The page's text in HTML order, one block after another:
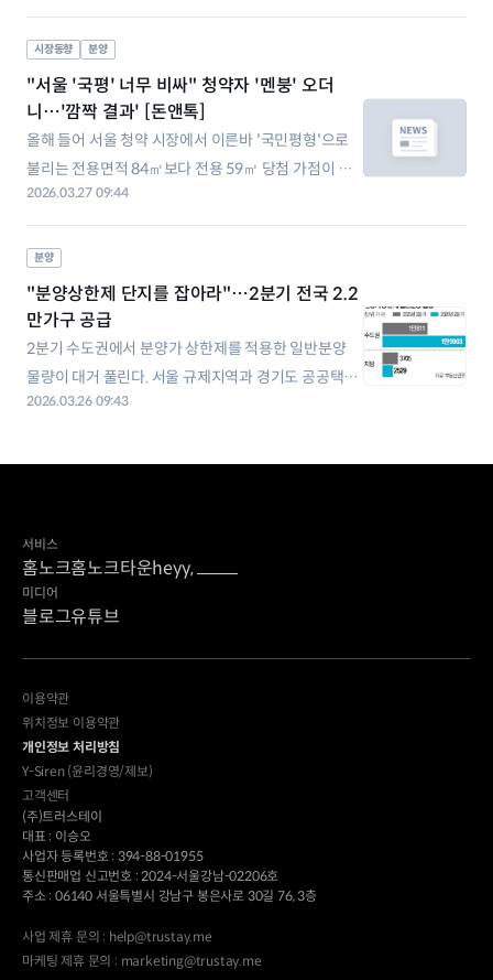
지 아파트인 만큼 청약 경쟁이 치열할 전망이다. 29일
부동산R114에 따르면 4월 첫째 주에는 전국 7개 단지
에서 6810가구(일반운양 3784가구)의 분양이 이뤄진
다. 서울에서 분양이 이뤄지는
시장동향 분양
"서울 '국평' 너무 비싸" 청약자 '멘붕' 오더
니…'깜짝 결과' [돈앤톡]
올해 들어 서울 청약 시장에서 이른바 '국민평형'으로
불리는 전용면적 84㎡보다 전용 59㎡ 당첨 가점이 더
높은 사례가 포착되고 있습니다. 지난해부터 시작된 대
출 규제로 가격 부담이 큰 넓은 면적대보다 작은 면적대
에 통장이 몰린 것으로 분석됩니다. 27일 한국부동산원
청약홈에 따르면 강서구 방화동 '래미안 엘라비네'는 지
난 26일 당첨자를 발표했습니다.
2026.03.27 09:44
분양
"분양상한제 단지를 잡아라"…2분기 전국 2.2
만가구 공급
2분기 수도권에서 분양가 상한제를 적용한 일반분양
물량이 대거 풀린다. 서울 규제지역과 경기도 공공택지
등에서 아파트가 공급돼 수요자의 관심을 끌 전망이다.
국 분양가 상한제 일반분양 물량은 2만2432가구다. 작
2026.03.26 09:43
서비스
홈노크홈노크타운heyy,
미디어
블로그유튜브
이용약관
위치정보 이용약관
개인정보 처리방침
Y-Siren (윤리경영/제보)
고객센터
(주)트러스테이
대표 : 이승오
사업자 등록번호 : 394-88-01955
통신판매업 신고번호 : 2024-서울강남-02206호
주소 : 06140 서울특별시 강남구 봉은사로 30길 76, 3층
사업 제휴 문의 : help@trustay.me
마케팅 제휴 문의 : marketing@trustay.me